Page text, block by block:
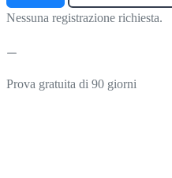
Nessuna registrazione richiesta.
Prova gratuita di 90 giorni